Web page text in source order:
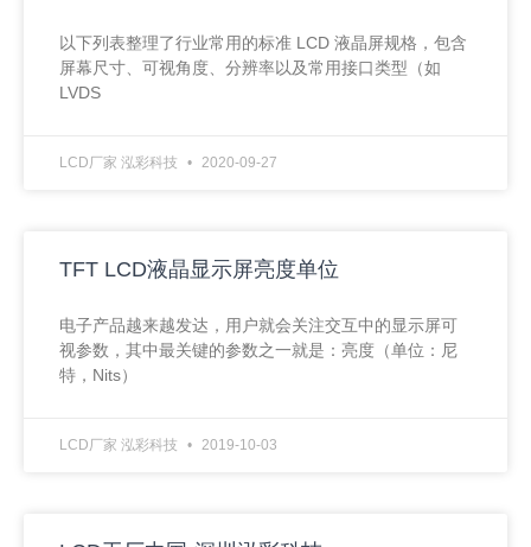
以下列表整理了行业常用的标准 LCD 液晶屏规格，包含
屏幕尺寸、可视角度、分辨率以及常用接口类型（如
LVDS
LCD厂家 泓彩科技 2020-09-27
TFT LCD液晶显示屏亮度单位
电子产品越来越发达，用户就会关注交互中的显示屏可
视参数，其中最关键的参数之一就是：亮度（单位：尼
特，Nits）
LCD厂家 泓彩科技 2019-10-03